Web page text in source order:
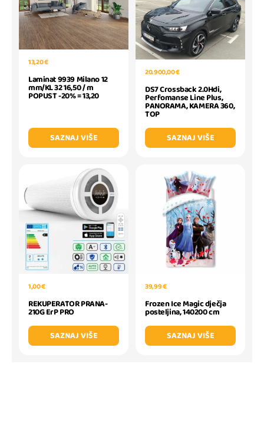
13,20 €
Laminat 9939 Milano 12
mm/KL 32 16,50 / m
POPUST -20% = 13,20
SAZNAJ VIŠE
20.900,00 €
DS7 Crossback 2.0Hdi,
Perfomanse Line Plus,
PANORAMA, KAMERA 360,
TOP
SAZNAJ VIŠE
1,00 €
REKUPERATOR PRANA-
210G ErP PRO
SAZNAJ VIŠE
39,99 €
Frozen Ice Magic dječja
posteljina, 140200 cm
SAZNAJ VIŠE